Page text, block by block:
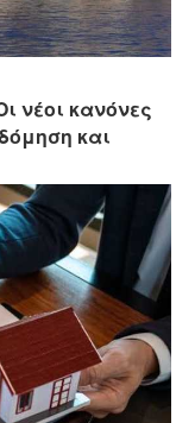
νέοι κανόνες
και